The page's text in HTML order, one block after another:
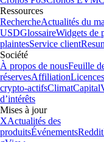
Ressources
RechercheActualités du
USDGlossaireWidgets de
plaintesService client
Société
À propos de nousFeuille
réservesAffiliation
crypto-actifsClimatCapital
d’intérêts
Mises à jour
XActualités des
produitsÉvénementsReddit